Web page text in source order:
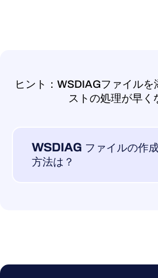
ヒント：WSDIAGファイル
ストの処理が早く
WSDIAG ファイルの作
方法は？